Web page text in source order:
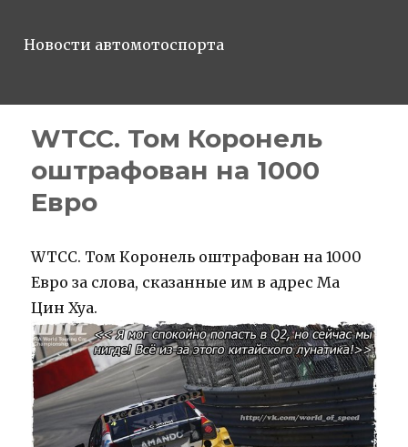
Новости автомотоспорта
WTCC. Том Коронель
оштрафован на 1000
Евро
WTCC. Том Коронель оштрафован на 1000
Евро за слова, сказанные им в адрес Ма
Цин Хуа.